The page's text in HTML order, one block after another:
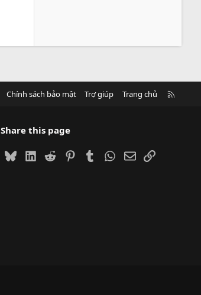
Chính sách bảo mật Trợ giúp Trang chủ
Share this page
BlueskyLinkedIn
Reddit PinterestTumblrWhatsApp
EmailLink